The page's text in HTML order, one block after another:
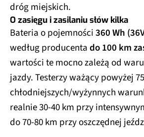
dróg miejskich.
O zasięgu i zasilaniu słów kilka
Bateria o pojemności360 Wh
według producentado 100 km
wartości te mocno zależą od
jazdy. Testerzy ważący powyżej
chłodniejszych/wyżynnych
realnie 30-40 km przy
do 70-80 km przy oszczędnej